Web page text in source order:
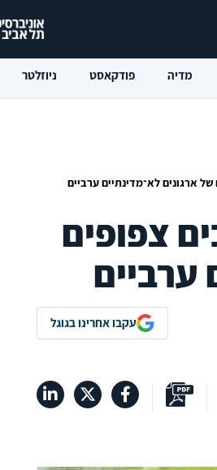
מדיה פודקאסט ניוזלטר
ארגונים לא־מדינתיים ערביים
צפופים
ערביים
עקבו אחרינו בגוגל